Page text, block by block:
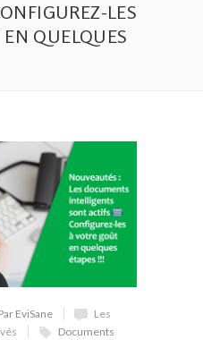
LES
QUELQUES
EviSane
Les
Documents